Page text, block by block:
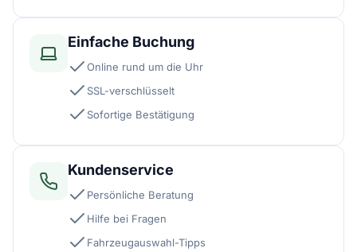
Einfache Buchung
Online rund um die Uhr
SSL-verschlüsselt
Sofortige Bestätigung
Kundenservice
Persönliche Beratung
Hilfe bei Fragen
Fahrzeugauswahl-Tipps